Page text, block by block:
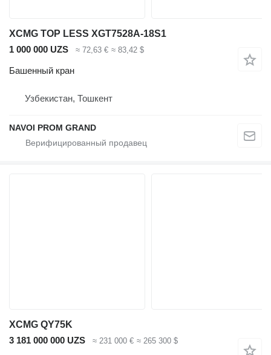
XCMG TOP LESS XGT7528A-18S1
1 000 000 UZS
≈ 72,63 € ≈ 83,42 $
Башенный кран
Узбекистан, Тошкент
NAVOI PROM GRAND
XCMG QY75K
3 181 000 000 UZS
≈ 231 000 € ≈ 265 300 $